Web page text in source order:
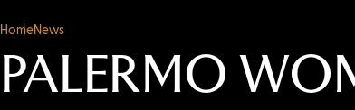
HomeNews
PALERMO